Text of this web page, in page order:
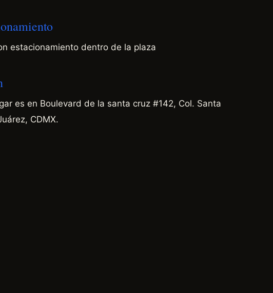
estacionamiento dentro de la plaza
es en Boulevard de la santa cruz #142, Col. Santa
CDMX.